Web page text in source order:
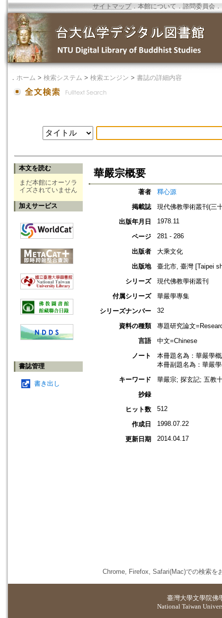
サイトマップ．本館について ． 諮問委員会 ．
． ホーム > 検索システム > 検索エンジン > 書誌の詳細内容
本文を読む
まだ本館にオーソラ
イズされていません
加えサービス
書誌管理
書き出し
華嚴宗概要
著者
釋心源
掲載誌
現代佛教學術叢刊(三
出版年月日
1978.11
ページ 281 - 286
出版者
大乘文化
出版地
臺北市, 臺灣 [Taipei
シリーズ
現代佛教學術叢刊
付属シリーズ
華嚴學專集
シリーズナンバー
32
資料の種類
專題研究論文
言語
中文=Chinese
ノート
本冊題名為：華嚴學
本冊副題名為：華嚴
キーワード
華嚴宗; 探玄記; 五教
抄録
ヒット数
512
作成日 1998.07.22
更新日期 2014.04.17
Chrome, Firefox, Safari(Mac)での検索を
臺灣大學文學院佛
National Taiwan